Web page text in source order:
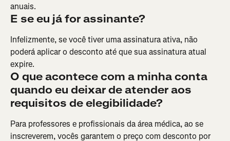
anuais.
E se eu já for assinante?
Infelizmente, se você tiver uma assinatura ativa, não
poderá aplicar o desconto até que sua assinatura atual
expire.
O que acontece com a minha conta
quando eu deixar de atender aos
requisitos de elegibilidade?
Para professores e profissionais da área médica, ao se
inscreverem, vocês garantem o preço com desconto por